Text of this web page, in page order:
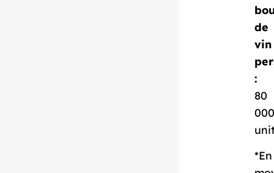
de
vin
:
80
000
*En